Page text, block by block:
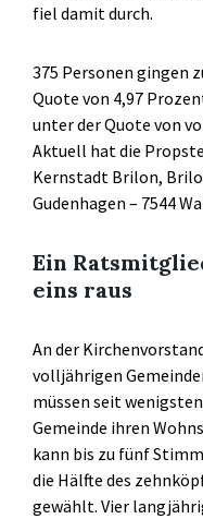
fiel damit durch.
375 Personen gingen
Quote von 4,97
unter der Quote von
Aktuell hat die
Kernstadt Brilon,
Gudenhagen – 7544
Ein
eins raus
An der
volljährigen
müssen seit
Gemeinde ihren
kann bis zu fünf
die Hälfte des
gewählt. Vier